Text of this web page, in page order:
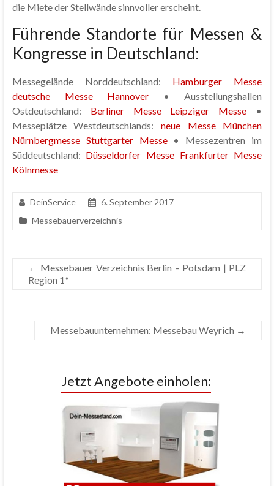
die Miete der Stellwände sinnvoller erscheint.
Führende Standorte für Messen &
Kongresse in Deutschland:
Messegelände Norddeutschland: Hamburger Messe
deutsche Messe Hannover • Ausstellungshallen
Ostdeutschland: Berliner Messe Leipziger Messe •
Messeplätze Westdeutschlands: neue Messe München
Nürnbergmesse Stuttgarter Messe• Messezentren im
Süddeutschland: Düsseldorfer Messe Frankfurter Messe
Kölnmesse
DeinService
6. September 2017
Messebauerverzeichnis
← Messebauer Verzeichnis Berlin – Potsdam | PLZ
Region 1*
Messebauunternehmen: Messebau Weyrich →
Jetzt Angebote einholen: